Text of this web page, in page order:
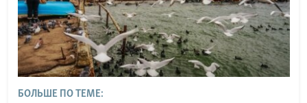
БОЛЬШЕ ПО ТЕМЕ: